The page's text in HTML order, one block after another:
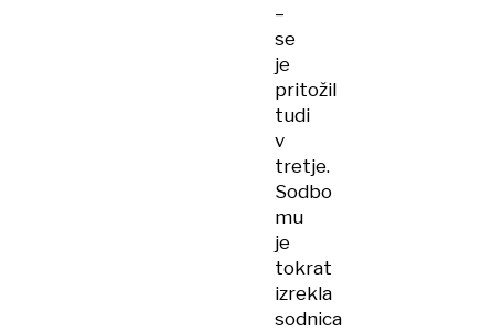
–
se
je
pritožil
tudi
v
tretje.
Sodbo
mu
je
tokrat
izrekla
sodnica